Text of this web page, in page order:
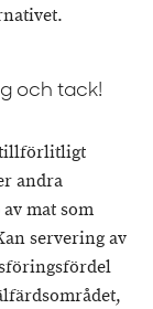
och tack!
tillförlitligt
andra
mat som
servering av